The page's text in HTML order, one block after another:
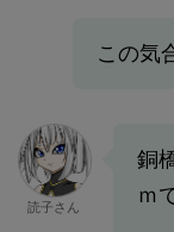
この気
読子さん
銅
ｍ